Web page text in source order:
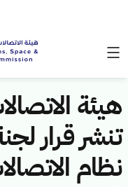
هيئة
تنشر قرار
نظام